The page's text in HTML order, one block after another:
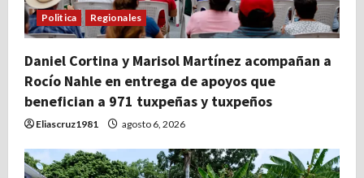
Politica Regionales
Daniel Cortina y Marisol Martínez acompañan a
Rocío Nahle en entrega de apoyos que
benefician a 971 tuxpeñas y tuxpeños
Eliascruz1981 agosto 6, 2026